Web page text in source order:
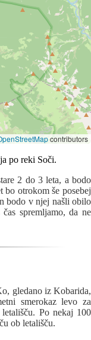
contributors
2 do 3 leta, a bodo
otrokom še posebej
bodo v njej našli obilo
spremljamo, da ne
gledano iz Kobarida,
smerokaz levo za
Po nekaj 100
ob letališču.